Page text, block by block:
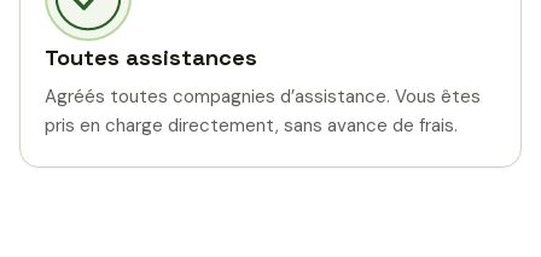
Toutes assistances
Agréés toutes compagnies d’assistance. Vous êtes
pris en charge directement, sans avance de frais.